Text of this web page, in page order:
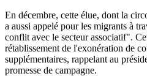
En décembre, cette élue, dont la
a aussi appelé pour les migrants à
conflit avec le secteur associatif".
rétablissement de l'exonération de
supplémentaires, rappelant au
promesse de campagne.